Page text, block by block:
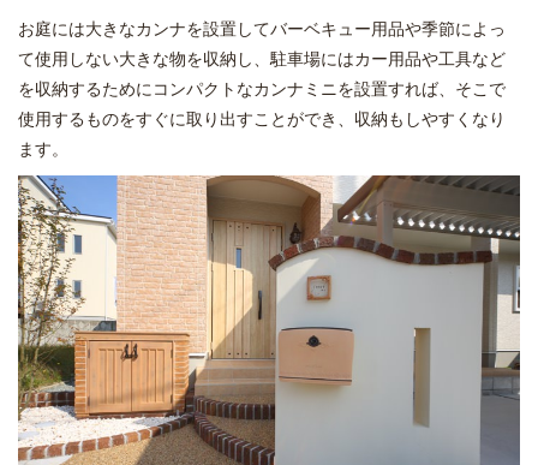
お庭には大きなカンナを設置してバーベキュー用品や季節によっ
て使用しない大きな物を収納し、駐車場にはカー用品や工具など
を収納するためにコンパクトなカンナミニを設置すれば、そこで
使用するものをすぐに取り出すことができ、収納もしやすくなり
ます。